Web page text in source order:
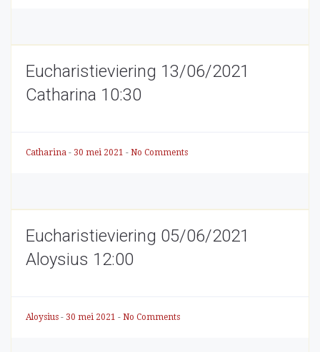
Eucharistieviering 13/06/2021
Catharina 10:30
Catharina - 30 mei 2021 - No Comments
Eucharistieviering 05/06/2021
Aloysius 12:00
Aloysius - 30 mei 2021 - No Comments